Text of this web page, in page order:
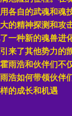
各自的武魂和魂
的精神探测和攻
一种新的魂兽进
来了其他势力
雨浩和伙伴们不
浩如何带领伙伴
的成长和机遇